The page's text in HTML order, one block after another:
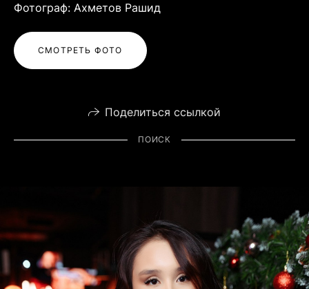
Фотограф: Ахметов Рашид
СМОТРЕТЬ ФОТО
Поделиться ссылкой
ПОИСК